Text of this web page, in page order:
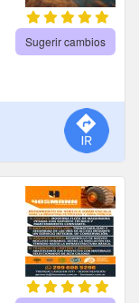
Sugerir cambios